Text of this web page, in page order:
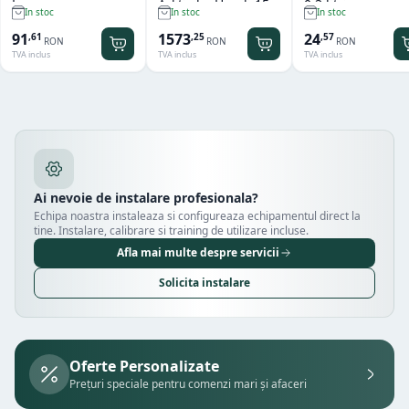
L In stoc
91,61 RON
TVA inclus
Arktic by Hendi 15
kgIn stoc
1573,25 RON
TVA inclus
0.3 litri
In stoc
24,57 RON
TVA inclus
Ai nevoie de instalare profesionala?
Echipa noastra instaleaza si configureaza echipamentul direct la
tine. Instalare, calibrare si training de utilizare incluse.
Afla mai multe despre servicii
Solicita instalare
Oferte Personalizate
Prețuri speciale pentru comenzi mari și afaceri